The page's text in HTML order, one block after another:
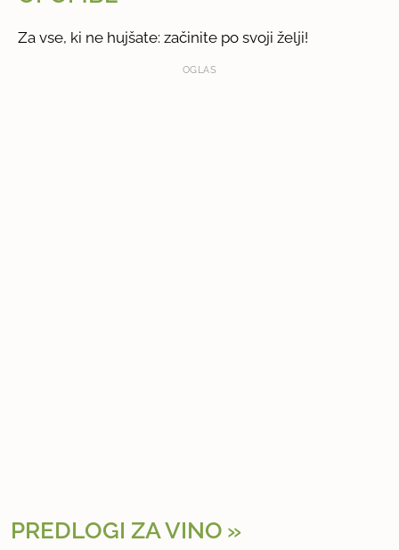
Za vse, ki ne hujšate: začinite po svoji želji!
OGLAS
PREDLOGI ZA VINO